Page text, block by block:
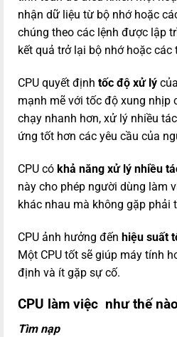
nhận dữ liệu từ bộ nhớ hoặc
chúng theo các lệnh được lập
kết quả trở lại bộ nhớ hoặc các
CPU quyết định tốc độ xử lý
mạnh mẽ với tốc độ xung nhịp
chạy nhanh hơn, xử lý nhiều
ứng tốt hơn các yêu cầu của
CPU có khả năng xử lý nhiều
này cho phép người dùng làm
khác nhau mà không gặp phải
CPU ảnh hưởng đến hiệu suất
Một CPU tốt sẽ giúp máy tính
định và ít gặp sự cố.
CPU làm việc như thế
Tìm nạp